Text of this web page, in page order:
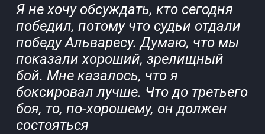
Я не хочу обсуждать, кто сегодня
победил, потому что судьи отдали
победу Альваресу. Думаю, что мы
показали хороший, зрелищный
бой. Мне казалось, что я
боксировал лучше. Что до третьего
боя, то, по-хорошему, он должен
состояться